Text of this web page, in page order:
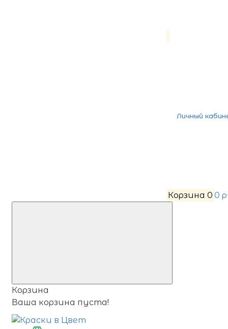
Личный
Корзина 0 0
Корзина
Ваша корзина пуста!